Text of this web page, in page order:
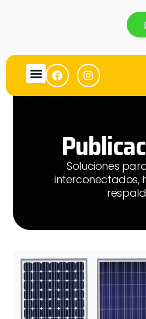
Soluciones
interconectados,